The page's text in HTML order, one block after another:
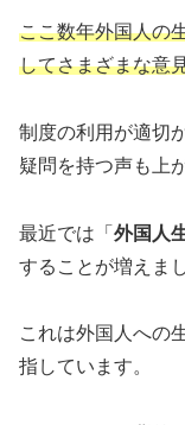
ここ数年外国人の
してさまざまな意
制度の利用が適切
疑問を持つ声も上
最近では「 外国人
することが増えま
これは外国人への
指しています。